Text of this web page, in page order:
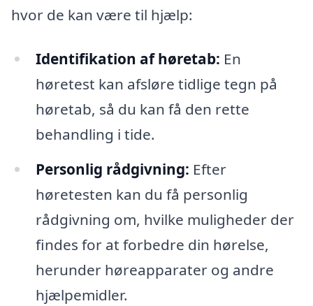
hvor de kan være til hjælp:
Identifikation af høretab: En
høretest kan afsløre tidlige tegn på
høretab, så du kan få den rette
behandling i tide.
Personlig rådgivning: Efter
høretesten kan du få personlig
rådgivning om, hvilke muligheder der
findes for at forbedre din hørelse,
herunder høreapparater og andre
hjælpemidler.